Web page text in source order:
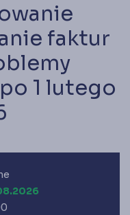
SKwP
faktur
1 lutego